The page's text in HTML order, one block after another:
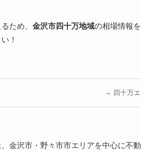
ため、 金沢市四十万地域の相場情報
！
→ 四十万
金沢市・野々市市エリアを中心に不